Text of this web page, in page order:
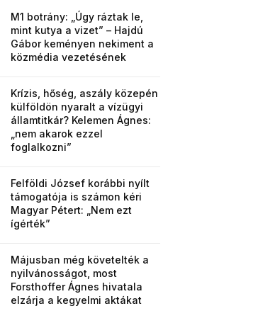
M1 botrány: „Úgy ráztak le,
mint kutya a vizet” – Hajdú
Gábor keményen nekiment a
közmédia vezetésének
Krízis, hőség, aszály közepén
külföldön nyaralt a vízügyi
államtitkár? Kelemen Ágnes:
„nem akarok ezzel
foglalkozni”
Felföldi József korábbi nyílt
támogatója is számon kéri
Magyar Pétert: „Nem ezt
ígérték”
Májusban még követelték a
nyilvánosságot, most
Forsthoffer Ágnes hivatala
elzárja a kegyelmi aktákat